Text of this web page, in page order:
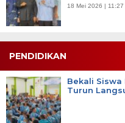
18 Mei 2026 | 11:27
PENDIDIKAN
Bekali Siswa
Turun